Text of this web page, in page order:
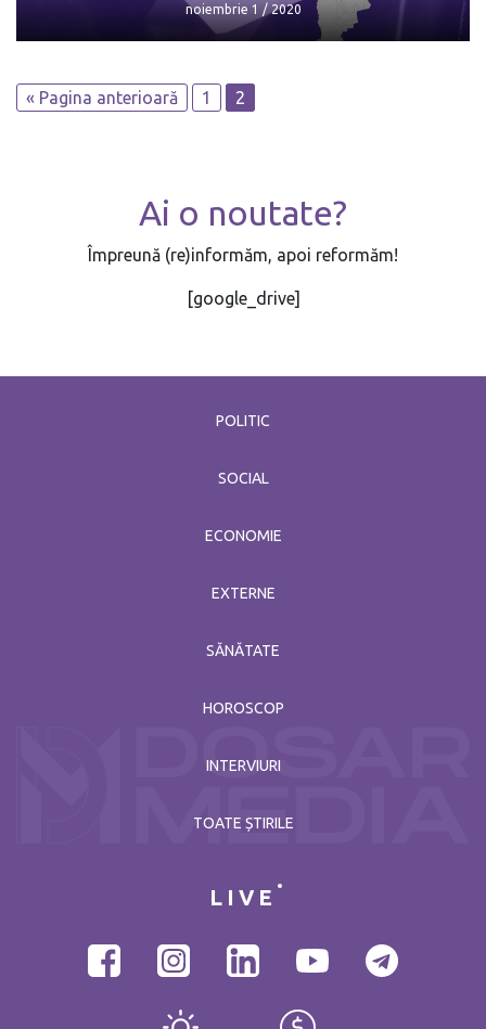
noiembrie 1 / 2020
« Pagina anterioară 1 2
Ai o noutate?
Împreună (re)informăm, apoi reformăm!
[google_drive]
POLITIC
SOCIAL
ECONOMIE
EXTERNE
SĂNĂTATE
HOROSCOP
INTERVIURI
TOATE ȘTIRILE
LIVE